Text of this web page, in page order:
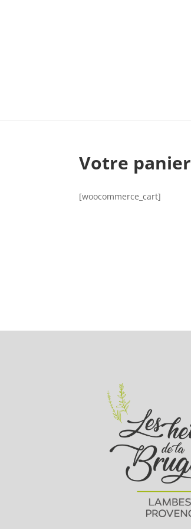
Votre panier
[woocommerce_cart]